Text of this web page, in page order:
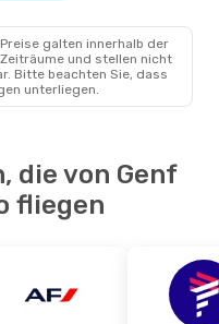
galten innerhalb der
und stellen nicht
Bitte beachten Sie, dass
unterliegen.
die von Genf
fliegen